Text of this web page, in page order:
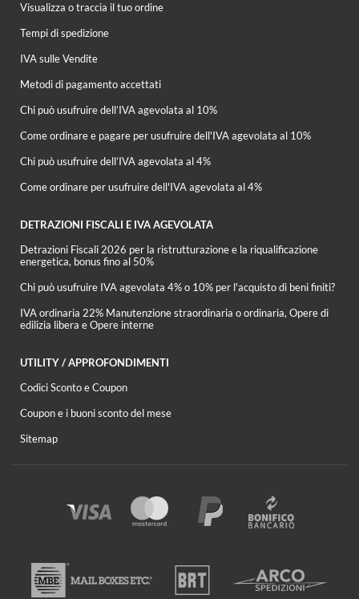
Visualizza o traccia il tuo ordine
Tempi di spedizione
IVA sulle Vendite
Metodi di pagamento accettati
Chi può usufruire dell’IVA agevolata al 10%
Come ordinare e pagare per usufruire dell'IVA agevolata al 10%
Chi può usufruire dell’IVA agevolata al 4%
Come ordinare per usufruire dell'IVA agevolata al 4%
DETRAZIONI FISCALI E IVA AGEVOLATA
Detrazioni Fiscali 2026 per la ristrutturazione e la riqualificazione
energetica, bonus fino al 50%
Chi può usufruire IVA agevolata 4% o 10% per l'acquisto di beni finiti?
IVA ordinaria 22% Manutenzione straordinaria o ordinaria, Opere di
edilizia libera e Opere interne
UTILITY / APPROFONDIMENTI
Codici Sconto e Coupon
Coupon e i buoni sconto del mese
Sitemap